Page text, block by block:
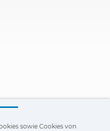
sowie Cookies von